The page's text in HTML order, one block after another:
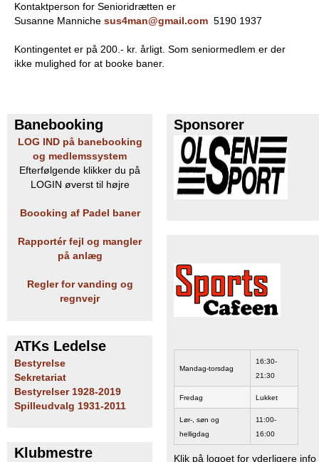
e
s
n
b
PADEL I ATK
Kontaktperson for Senioridrætten er
Susanne Manniche sus4man@gmail.com 5190 1937
Kontingentet er på 200.- kr. årligt. Som seniormedlem er der
ikke mulighed for at booke baner.
Banebooking
LOG IND på banebooking
og medlemssystem
Efterfølgende klikker du på
LOGIN øverst til højre
Boooking af Padel baner
Rapportér fejl og mangler
på anlæg
Regler for vanding og
regnvejr
ATKs Ledelse
Bestyrelse
Sekretariat
Bestyrelser 1928-2019
Spilleudvalg 1931-2011
Klubmestre
Sponsorer
Mandag-torsdag
16:30-
21:30
Fredag Lukket
Lør-, søn og
helligdag
11:00-
16:00
Klik på logoet for yderligere info